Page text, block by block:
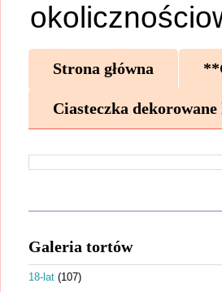
Strona główna
Ciasteczka
Galeria tortów
18-lat (107)